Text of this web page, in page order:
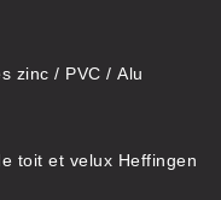
zinc / PVC / Alu
toit et velux Heffingen